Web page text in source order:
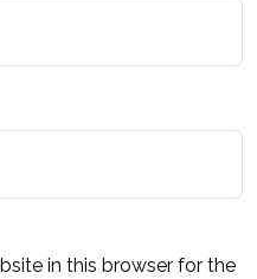
in this browser for the